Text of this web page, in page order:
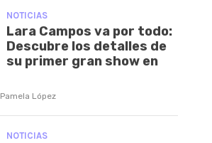
NOTICIAS
Lara Campos va por todo:
Descubre los detalles de
su primer gran show en
Pamela López
NOTICIAS